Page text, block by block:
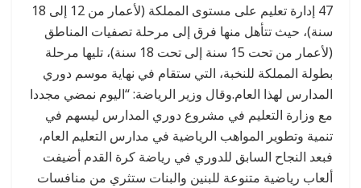
47 إدارة تعليم على مستوى المملكة (لأعمار من 12 إلى 18
سنة)، حيث تتأهل منها فرق إلى مرحلة تصفيات المناطق
(لأعمار من تحت 15 سنة إلى تحت 18 سنة)، تليها مرحلة
بطولة المملكة للنخبة، التي ستقام في نهاية موسم دوري
المدارس لهذا العام.وقال وزير الرياضة: “اليوم نمضي مجددا
مع وزارة التعليم في مشروع دوري المدارس ليسهم في
تنمية وتطوير المواهب الرياضية في مدارس التعليم العام،
فبعد النجاح السابق للدوري في رياضة كرة القدم أضيفت
ألعاب رياضية متنوعة للبنين والبنات ستثري من منافسات